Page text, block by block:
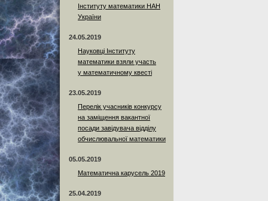
Інституту математики НАН
України
24.05.2019
Науковці Інституту
математики взяли участь
у математичному квесті
23.05.2019
Перелік учасників конкурсу
на заміщення вакантної
посади завідувача відділу
обчислювальної математики
05.05.2019
Математична карусель 2019
25.04.2019